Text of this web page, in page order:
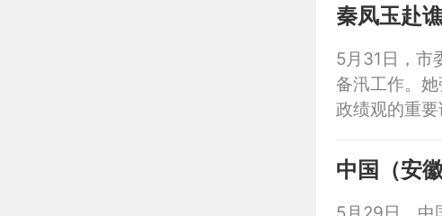
秦凤玉赴
5月31日，市
备汛工作。
政绩观的重
发展的实效。
中国（安